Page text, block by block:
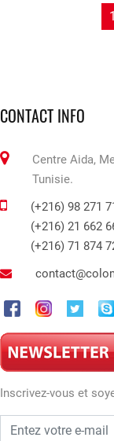
1
CONTACT INFO
Centre Aida,
Tunisie.
(+216) 98 271
(+216) 21 662
(+216) 71 874
Inscrivez-vous et